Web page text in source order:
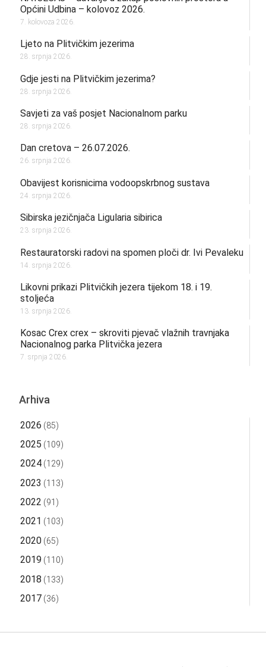
Općini Udbina – kolovoz 2026.
7. kolovoza 2026.
Ljeto na Plitvičkim jezerima
28. srpnja 2026.
Gdje jesti na Plitvičkim jezerima?
28. srpnja 2026.
Savjeti za vaš posjet Nacionalnom parku
28. srpnja 2026.
Dan cretova – 26.07.2026.
26. srpnja 2026.
Obavijest korisnicima vodoopskrbnog sustava
24. srpnja 2026.
Sibirska jezičnjača Ligularia sibirica
23. srpnja 2026.
Restauratorski radovi na spomen ploči dr. Ivi Pevaleku
14. srpnja 2026.
Likovni prikazi Plitvičkih jezera tijekom 18. i 19.
stoljeća
13. srpnja 2026.
Kosac Crex crex – skroviti pjevač vlažnih travnjaka
Nacionalnog parka Plitvička jezera
7. srpnja 2026.
Arhiva
2026 (85)
2025 (109)
2024(129)
2023 (113)
2022 (91)
2021 (103)
2020(65)
2019 (110)
2018 (133)
2017(36)